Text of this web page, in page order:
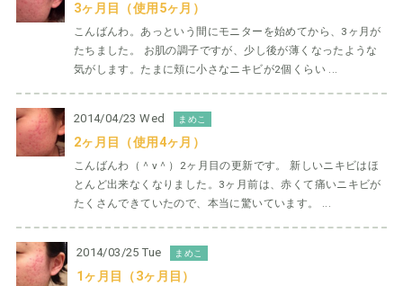
3ヶ月目（使用5ヶ月）
こんばんわ。あっという間にモニターを始めてから、3ヶ月が
たちました。 お肌の調子ですが、少し後が薄くなったような
気がします。たまに頬に小さなニキビが2個くらい ...
2014/04/23 Wed まめこ
2ヶ月目（使用4ヶ月）
こんばんわ（＾ν＾）2ヶ月目の更新です。 新しいニキビはほ
とんど出来なくなりました。3ヶ月前は、赤くて痛いニキビが
たくさんできていたので、本当に驚いています。 ...
2014/03/25 Tue まめこ
1ヶ月目（3ヶ月目）